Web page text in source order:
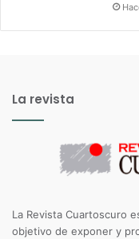
La revista
La Revista Cuartoscuro
objetivo de exponer y